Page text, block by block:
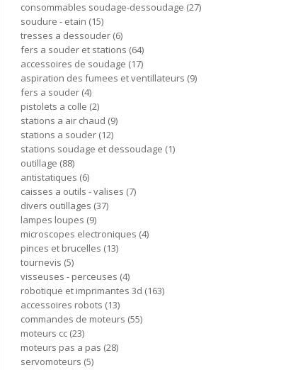
consommables soudage-dessoudage 27
soudure - etain 15
tresses a dessouder 6
fers a souder et stations 64
accessoires de soudage 17
aspiration des fumees et ventillateurs 9
fers a souder 4
pistolets a colle 2
stations a air chaud 9
stations a souder 12
stations soudage et dessoudage 1
outillage 88
antistatiques 6
caisses a outils - valises 7
divers outillages 37
lampes loupes 9
microscopes electroniques 4
pinces et brucelles 13
tournevis 5
visseuses - perceuses 4
robotique et imprimantes 3d 163
accessoires robots 13
commandes de moteurs 55
moteurs cc 23
moteurs pas a pas 28
servomoteurs 5